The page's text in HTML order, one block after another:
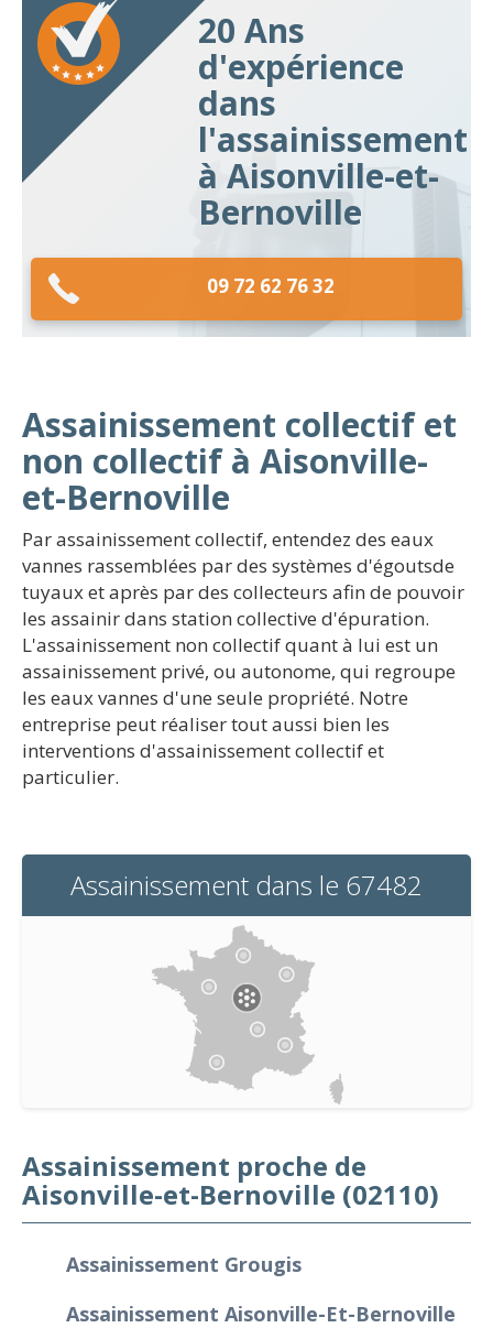
20 Ans
d'expérience
dans
l'assainissement
à Aisonville-et-
Bernoville
09 72 62 76 32
Assainissement collectif et
non collectif à Aisonville-
et-Bernoville
Par assainissement collectif, entendez des eaux
vannes rassemblées par des systèmes d'égoutsde
tuyaux et après par des collecteurs afin de pouvoir
les assainir dans station collective d'épuration.
L'assainissement non collectif quant à lui est un
assainissement privé, ou autonome, qui regroupe
les eaux vannes d'une seule propriété. Notre
entreprise peut réaliser tout aussi bien les
interventions d'assainissement collectif et
particulier.
Assainissement dans le 67482
Assainissement proche de
Aisonville-et-Bernoville (02110)
Assainissement Grougis
Assainissement Aisonville-Et-Bernoville